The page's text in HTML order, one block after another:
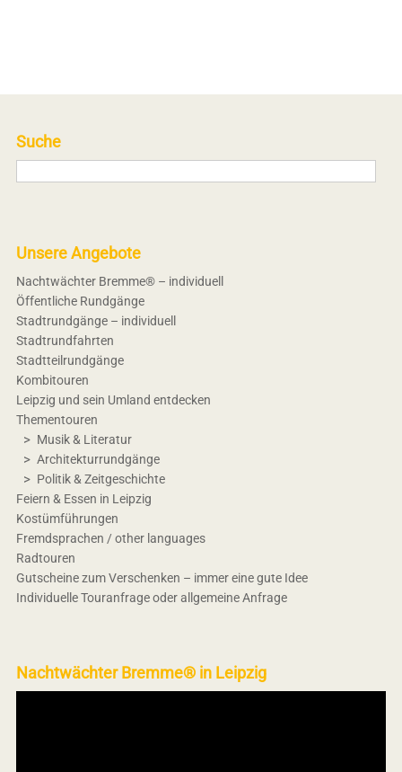
Suche
Unsere Angebote
Nachtwächter Bremme® – individuell
Öffentliche Rundgänge
Stadtrundgänge – individuell
Stadtrundfahrten
Stadtteilrundgänge
Kombitouren
Leipzig und sein Umland entdecken
Thementouren
Musik & Literatur
Architekturrundgänge
Politik & Zeitgeschichte
Feiern & Essen in Leipzig
Kostümführungen
Fremdsprachen / other languages
Radtouren
Gutscheine zum Verschenken – immer eine gute Idee
Individuelle Touranfrage oder allgemeine Anfrage
Nachtwächter Bremme® in Leipzig